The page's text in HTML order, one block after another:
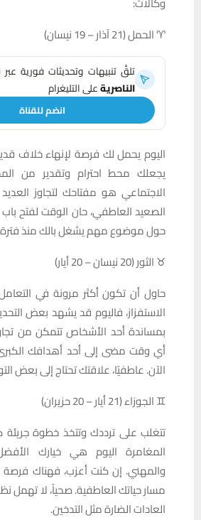
♈ الحمل (21 آذار – 19 نيسان)
تلقَّ تنبيهات وتحديثات فورية عبر
الناصريةعلى التليغرام
انضم للقناة
اليوم يحمل لك فرصة لإنهاء خلاف
يجعلك محط احترام وتقدير من
الاجتماعي هو مفتاحك لتجاوز
الصعيد العاطفي، حان الوقت لفتح
حول موضوع مهم يشغل بالك منذ
♉ الثور (20 نيسان – 20 أيار)
حاول أن تكون أكثر مرونة في
الاستفزاز، فاليوم قد يشهد بعض
بمساندة أحد الأشخاص تتمكن من
أي وقت مضى إلى أحد أهدافك
الآن. عاطفيًا، علاقتك تحتاج إلى بعض
♊ الجوزاء (21 أيار – 20 حزيران)
تتغلب على ترددك وتتخذ خطوة جريئة
المغامرة اليوم هي خيارك
والمهني. إن كنت أعزب، فهناك فرصة
مسار حياتك العاطفية. صحياً، لا تهمل
العادات الضارة مثل التدخين.